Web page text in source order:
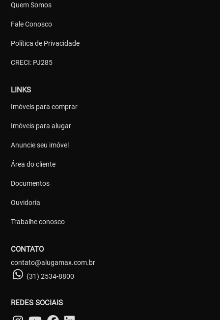
Quem Somos
Fale Conosco
Política de Privacidade
CRECI: PJ285
LINKS
Imóveis para comprar
Imóveis para alugar
Anuncie seu imóvel
Área do cliente
Documentos
Ouvidoria
Trabalhe conosco
CONTATO
contato@alugamax.com.br
(31) 2534-8800
REDES SOCIAIS